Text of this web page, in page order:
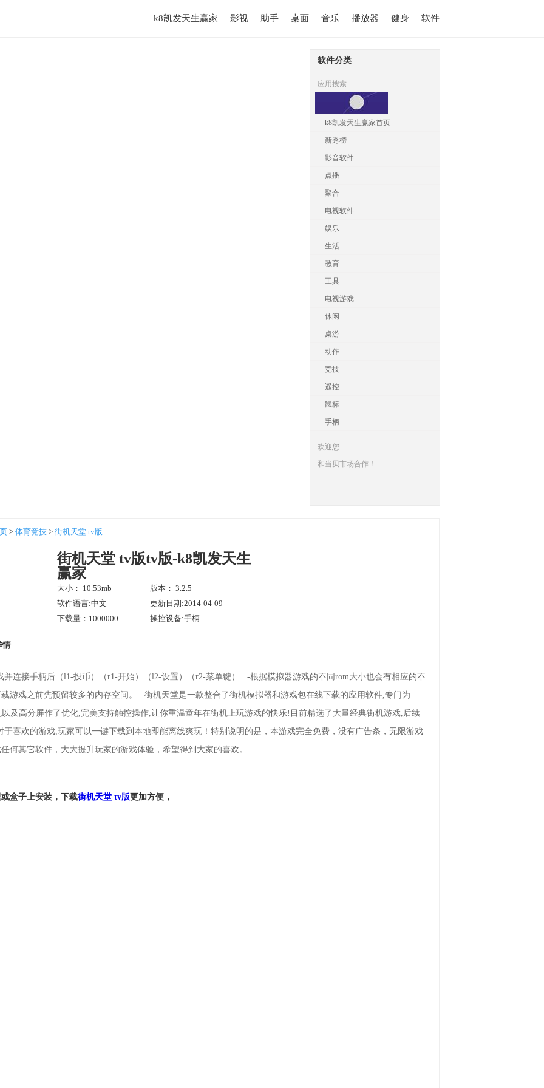
软件
健身
播放器
音乐
桌面
助手
影视
k8凯发天生赢家
软件分类
应用搜索
k8凯发天生赢家首页
新秀榜
影音软件
点播
聚合
电视软件
娱乐
生活
教育
工具
电视游戏
休闲
桌游
动作
竞技
遥控
鼠标
手柄
欢迎您
和当贝市场合作！
> 体育竞技 > 街机天堂 tv版
街机天堂 tv版tv版-k8凯发天生
赢家
大小： 10.53mb
版本： 3.2.5
软件语言:中文
更新日期:2014-04-09
下载量：1000000
操控设备:手柄
情
并连接手柄后（l1-投币）（r1-开始）（l2-设置）（r2-菜单键） -根据模拟器游戏的不同rom大小也会有相应的不
载游戏之前先预留较多的内存空间。 街机天堂是一款整合了街机模拟器和游戏包在线下载的应用软件,专门为
以及高分屏作了优化,完美支持触控操作,让你重温童年在街机上玩游戏的快乐!目前精选了大量经典街机游戏,后续
于喜欢的游戏,玩家可以一键下载到本地即能离线爽玩！特别说明的是，本游戏完全免费，没有广告条，无限游戏
何其它软件，大大提升玩家的游戏体验，希望得到大家的喜欢。
盒子上安装，下载街机天堂 tv版更加方便，